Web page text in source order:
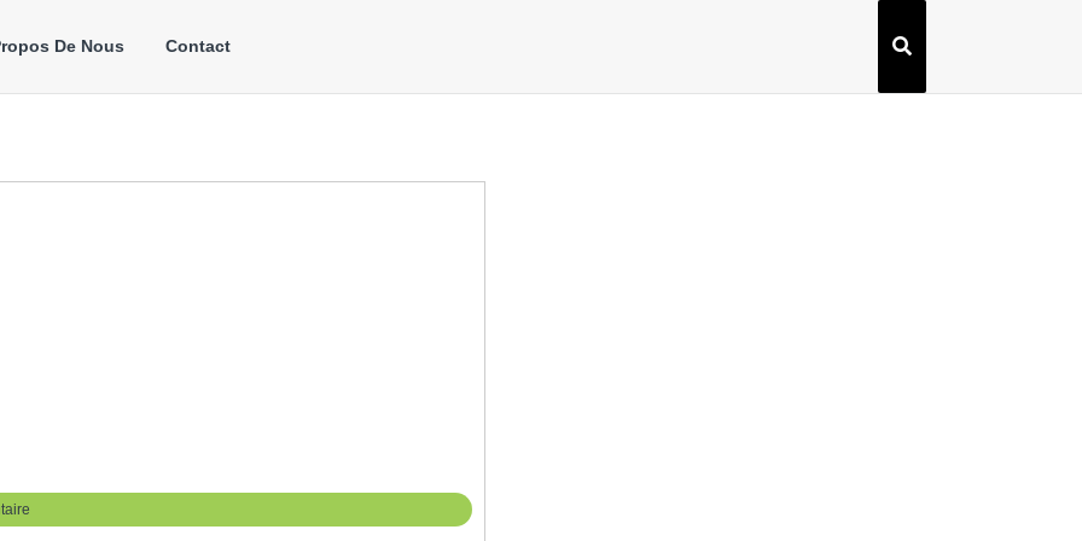
De Nous Contact